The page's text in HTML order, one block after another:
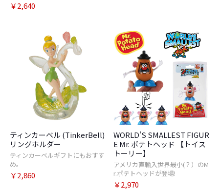
￥2,640
ティンカーベル (TinkerBell)
リングホルダー
ティンカーベルギフトにもおすす
め。
￥2,860
WORLD'S SMALLEST FIGUR
E Mr. ポテトヘッド 【トイス
トーリー】
アメリカ直輸入世界最小(？）のM
r.ポテトヘッドが登場!
￥2,970